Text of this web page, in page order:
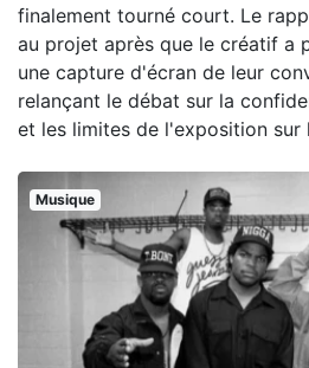
finalement tourné court. Le
au projet après que le créatif a
une capture d'écran de leur
relançant le débat sur la
et les limites de l'exposition sur
Musique